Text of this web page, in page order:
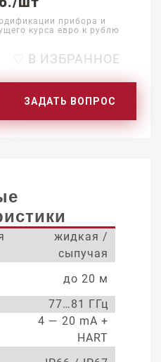
прибора и
курса евро к рублю
♡ В ИЗБРАННОЕ
ЗАДАТЬ ВОПРОС
жидкая /
сыпучая
до 20 м
77…81 ГГц
4 — 20 mA +
HART